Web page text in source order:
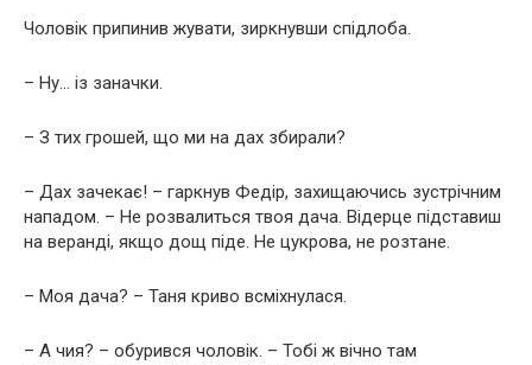
Чоловік припинив жувати, зиркнувши спідлоба.
– Ну… із заначки.
– З тих грошей, що ми на дах збирали?
– Дах зачекає! – гаркнув Федір, захищаючись зустрічним
нападом. – Не розвалиться твоя дача. Відерце підставиш
на веранді, якщо дощ піде. Не цукрова, не розтане.
– Моя дача? – Таня криво всміхнулася.
– А чия? – обурився чоловік. – Тобі ж вічно там